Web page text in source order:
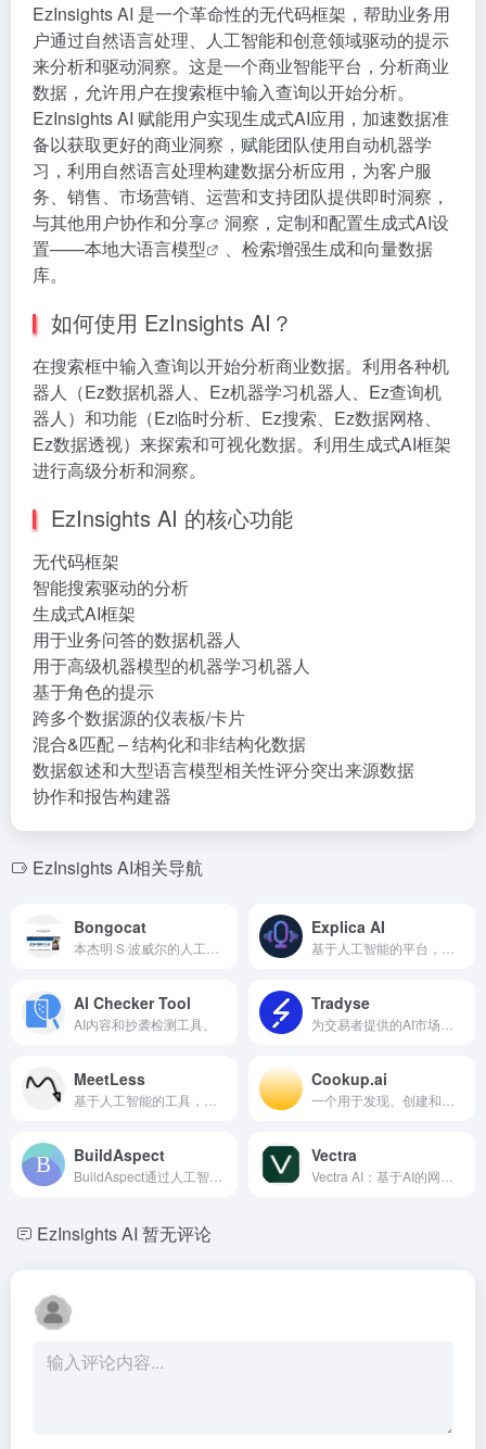
EzInsights AI 是一个革命性的无代码框架，帮助业务用
户通过自然语言处理、人工智能和创意领域驱动的提示
来分析和驱动洞察。这是一个商业智能平台，分析商业
数据，允许用户在搜索框中输入查询以开始分析。
EzInsights AI 赋能用户实现生成式AI应用，加速数据准
备以获取更好的商业洞察，赋能团队使用自动机器学
习，利用自然语言处理构建数据分析应用，为客户服
务、销售、市场营销、运营和支持团队提供即时洞察，
与其他用户协作和分享
洞察，定制和配置生成式AI设
置——本地大语言模型
、检索增强生成和向量数据
库。
如何使用 EzInsights AI？
在搜索框中输入查询以开始分析商业数据。利用各种机
器人（Ez数据机器人、Ez机器学习机器人、Ez查询机
器人）和功能（Ez临时分析、Ez搜索、Ez数据网格、
Ez数据透视）来探索和可视化数据。利用生成式AI框架
进行高级分析和洞察。
EzInsights AI 的核心功能
无代码框架
智能搜索驱动的分析
生成式AI框架
用于业务问答的数据机器人
用于高级机器模型的机器学习机器人
基于角色的提示
跨多个数据源的仪表板/卡片
混合&匹配 – 结构化和非结构化数据
数据叙述和大型语言模型相关性评分突出来源数据
协作和报告构建器
EzInsights AI相关导航
Bongocat Explica AI
AI Checker Tool
AI内容和抄袭检测工具。
Tradyse
MeetLess Cookup.ai
BuildAspect Vectra
EzInsights AI 暂无评论